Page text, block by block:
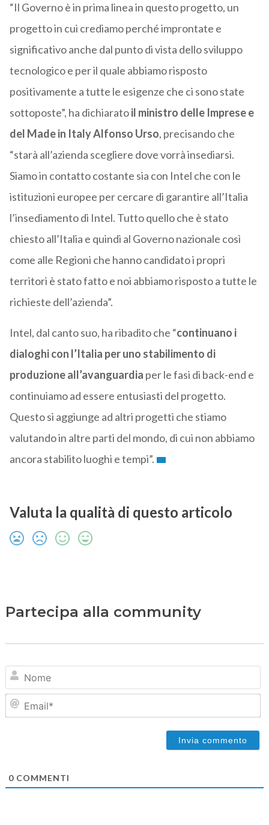
“Il Governo è in prima linea in questo progetto, un
progetto in cui crediamo perché improntate e
significativo anche dal punto di vista dello sviluppo
tecnologico e per il quale abbiamo risposto
positivamente a tutte le esigenze che ci sono state
sottoposte”, ha dichiaratoil ministro delle Imprese e
del Made in Italy Alfonso Urso, precisando che
“starà all’azienda scegliere dove vorrà insediarsi.
Siamo in contatto costante sia con Intel che con le
istituzioni europee per cercare di garantire all’Italia
l’insediamento di Intel. Tutto quello che è stato
chiesto all’Italia e quindi al Governo nazionale così
come alle Regioni che hanno candidato i propri
territori è stato fatto e noi abbiamo risposto a tutte le
richieste dell’azienda”.
Intel, dal canto suo, ha ribadito che “continuano i
dialoghi con l’Italia per uno stabilimento di
produzione all’avanguardia per le fasi di back-end e
continuiamo ad essere entusiasti del progetto.
Questo si aggiunge ad altri progetti che stiamo
valutando in altre parti del mondo, di cui non abbiamo
ancora stabilito luoghi e tempi”.
Valuta la qualità di questo articolo
Partecipa alla community
0COMMENTI